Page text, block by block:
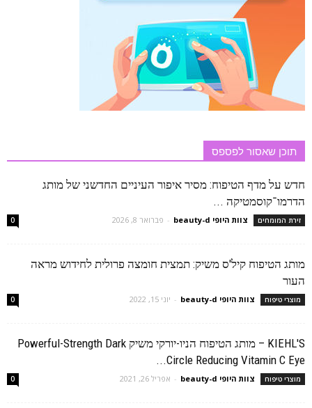
תוכן שאסור לפספס
חדש על מדף הטיפוח: מסיר איפור העיניים החדשני של מותג
הדרמו־קוסמטיקה ...
זירת המומחים צוות היופי beauty-d - פברואר 8, 2026 0
מותג הטיפוח קיל'ס משיק: תמצית חומצה פרולית לחידוש מראה
העור
מוצרי טיפוח צוות היופי beauty-d - יוני 15, 2022 0
KIEHL'S – מותג הטיפוח הניו-יורקי משיק Powerful-Strength Dark
Circle Reducing Vitamin C Eye...
מוצרי טיפוח צוות היופי beauty-d - אפריל 26, 2021 0